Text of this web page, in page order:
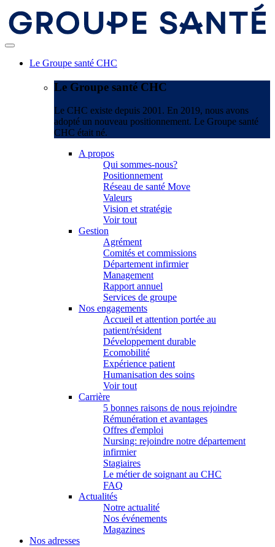
Le Groupe santé CHC
Le Groupe santé CHC
Le CHC existe depuis 2001. En 2019, nous avons
adopté un nouveau positionnement. Le Groupe santé
CHC était né.
A propos
Qui sommes-nous?
Positionnement
Réseau de santé Move
Valeurs
Vision et stratégie
Voir tout
Gestion
Agrément
Comités et commissions
Département infirmier
Management
Rapport annuel
Services de groupe
Nos engagements
Accueil et attention portée au
patient/résident
Développement durable
Ecomobilité
Expérience patient
Humanisation des soins
Voir tout
Carrière
5 bonnes raisons de nous rejoindre
Rémunération et avantages
Offres d'emploi
Nursing: rejoindre notre département
infirmier
Stagiaires
Le métier de soignant au CHC
FAQ
Actualités
Notre actualité
Nos événements
Magazines
Nos adresses